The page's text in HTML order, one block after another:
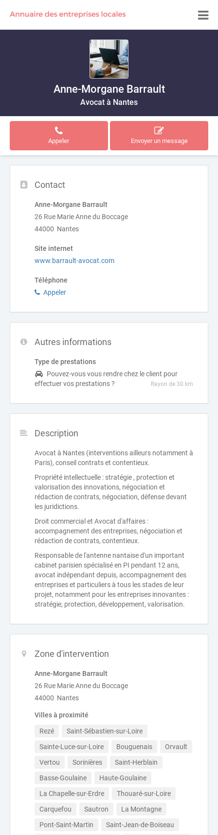
Anne-Morgane Barrault
Avocat à Nantes
Appeler Envoyer un message
Contact
Anne-Morgane Barrault
26 Rue Marie Anne du Boccage
44000 Nantes
Site internet
www.barrault-avocat.com
Téléphone
Appeler
Autres informations
Type de prestations
Pouvez-vous vous rendre chez le client pour
effectuer vos prestations ?
Rayon de 30 km
Description
Avocat à Nantes (interventions ailleurs notamment à
Paris), conseil contrats et contentieux.
Propriété intellectuelle : stratégie , protection et
valorisation des innovations, négociation et
rédaction de contrats, négociation, défense devant
les juridictions.
Droit commercial et Avocat d'affaires :
accompagnement des entreprises, négociation et
rédaction de contrats, contentieux.
Responsable de l'antenne nantaise d'un important
cabinet parisien spécialisé en PI pendant 12 ans,
avocat indépendant depuis, accompagnement des
entreprises et particuliers à tous les stades de leur
projet, notamment pour les entreprises innovantes :
stratégie, protection, développement, valorisation.
Zone d'intervention
Anne-Morgane Barrault
26 Rue Marie Anne du Boccage
44000 Nantes
Villes à proximité
Rezé
Saint-Sébastien-sur-Loire
Sainte-Luce-sur-Loire
Bouguenais
Orvault
Vertou
Sorinières
Saint-Herblain
Basse-Goulaine
Haute-Goulaine
La Chapelle-sur-Erdre
Thouaré-sur-Loire
Carquefou
Sautron
La Montagne
Pont-Saint-Martin
Saint-Jean-de-Boiseau